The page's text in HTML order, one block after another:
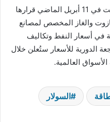
كانت لجنة التسعير التلقائي قد أعلنت في 11 أبريل الماضي قرارها
والغاز المخصص لمصانع
في أسعار النفط وتكاليف
الدورية للأسعار ستُعلن خلال
العالمية.
السولار